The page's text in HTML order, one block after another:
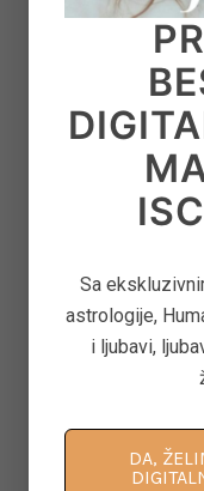
GLASU
June 22, 2026
on
Sa
astrologije,
i ljubavi,
DA,